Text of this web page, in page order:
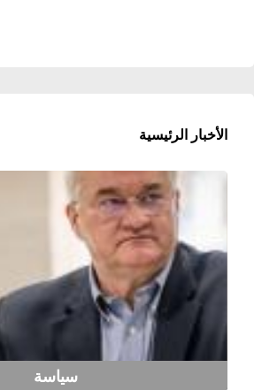
الأخبار الرئيسية
سياسة